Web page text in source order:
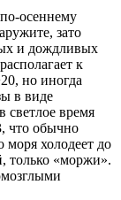
осеннему
зато
и дождливых
к
но иногда
в виде
светлое время
что обычно
холодеет до
только «моржи».